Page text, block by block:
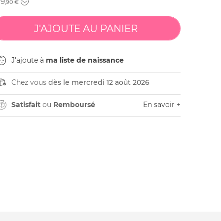
,90 €
J'ajoute à ma liste de naissance
Chez vous dès le mercredi 12 août 2026
Satisfaitou Remboursé En savoir +